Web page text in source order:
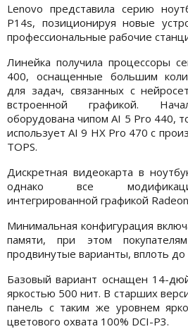
Lenovo представила серию
P14s, позиционируя новые
профессиональные рабочие
Линейка получила процессоры
400, оснащенные большим
для задач, связанных с
встроенной графикой.
оборудована чипом AI 5 Pro 440,
использует AI 9 HX Pro 470 с
TOPS.
Дискретная видеокарта в
однако все
интегрированной графикой
Минимальная конфигурация
памяти, при этом
продвинутые варианты, вплоть
Базовый вариант оснащен 14-
яркостью 500 нит. В старших
панель с таким же уровнем
цветового охвата 100% DCI-P3.